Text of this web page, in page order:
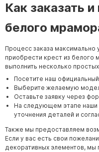
Как заказать
белого
Процесс заказа
приобрести крест из белого
выполнить несколько
Посетите наш официальный
Выберите желаемую
Оставьте заявку через
На следующем этапе наши
уточнения деталей и
Также мы предоставляем
Если у вас есть свои
декоративных элементов, мы